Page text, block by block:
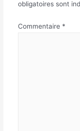
obligatoires sont
Commentaire *